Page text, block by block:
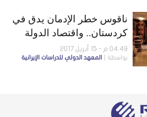
ناقوس خطر الإدمان يدق في
كردستان.. واقتصاد الدولة
مريض
04:49 م - 15 أبريل 2017
بواسطة المعهد الدولي للدراسات الإيرانية